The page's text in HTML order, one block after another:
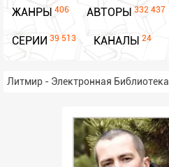
ЖАНРЫ 406 АВТОРЫ 332 437
СЕРИИ 39 513 КАНАЛЫ 24
Литмир - Электронная Библиотека